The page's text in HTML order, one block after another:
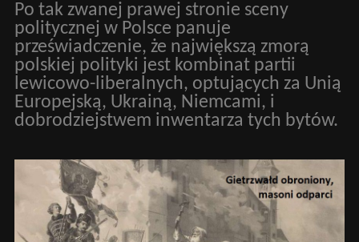
Po tak zwanej prawej stronie sceny
politycznej w Polsce panuje
przeświadczenie, że największą zmorą
polskiej polityki jest kombinat partii
lewicowo-liberalnych, optujących za Unią
Europejską, Ukrainą, Niemcami, i
dobrodziejstwem inwentarza tych bytów.